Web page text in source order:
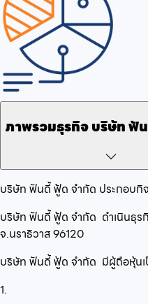
ภาพรวมธุรกิจบริษัท ฟั
บริษัท ฟันดี้ ฟู้ด จำกัด ประกอบกิ
บริษัท ฟันดี้ ฟู้ด จำกัด ดำเนินธุ
จ.นราธิวาส 96120
บริษัท ฟันดี้ ฟู้ด จำกัด มีผู้ถือหุ้น
1.